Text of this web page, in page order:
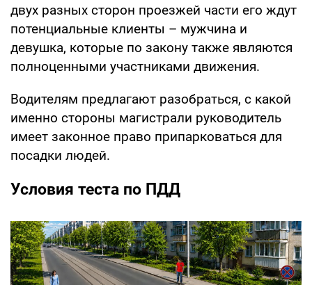
двух разных сторон проезжей части его ждут
потенциальные клиенты – мужчина и
девушка, которые по закону также являются
полноценными участниками движения.
Водителям предлагают разобраться, с какой
именно стороны магистрали руководитель
имеет законное право припарковаться для
посадки людей.
Условия теста по ПДД